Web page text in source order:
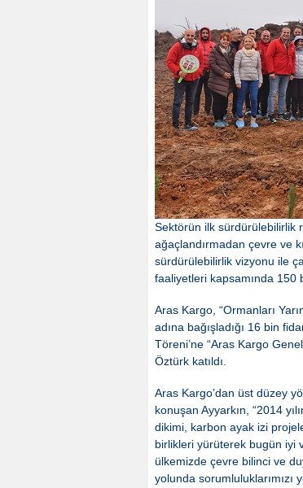
Sektörün ilk sürdürülebilirlik
ağaçlandırmadan çevre ve
sürdürülebilirlik vizyonu ile
faaliyetleri kapsamında 150
Aras Kargo, “Ormanları
adına bağışladığı 16 bin
Töreni’ne “Aras Kargo
Öztürk katıldı.
Aras Kargo’dan üst düzey
konuşan Ayyarkın, “2014
dikimi, karbon ayak izi
birlikleri yürüterek bugün iyi
ülkemizde çevre bilinci ve
yolunda